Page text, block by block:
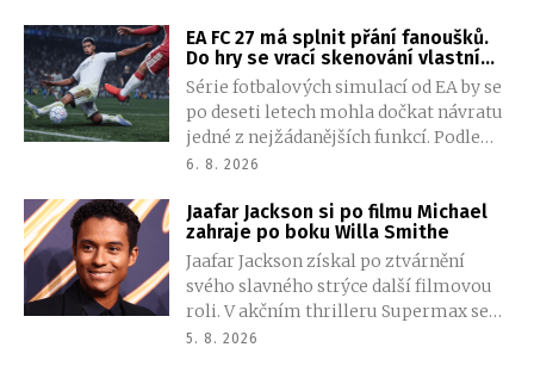
přednost kvalitě před rychlým
uvedením na trh.
EA FC 27 má splnit přání fanoušků.
Do hry se vrací skenování vlastní
tváře
Série fotbalových simulací od EA by se
po deseti letech mohla dočkat návratu
jedné z nejžádanějších funkcí. Podle
nejnovějšího úniku nabídne EA FC 27
přenést ji přímo do hry.
6. 8. 2026
Jaafar Jackson si po filmu Michael
zahraje po boku Willa Smithe
Jaafar Jackson získal po ztvárnění
svého slavného strýce další filmovou
roli. V akčním thrilleru Supermax se
objeví společně s Willem Smithem a
5. 8. 2026